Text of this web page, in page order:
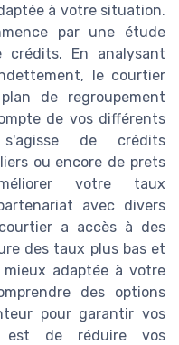
à votre situation.
par une étude
En analysant
le courtier
de regroupement
de vos différents
de crédits
ou encore de prets
votre taux
avec divers
a accès à des
des taux plus bas et
adaptée à votre
des options
pour garantir vos
est de réduire vos